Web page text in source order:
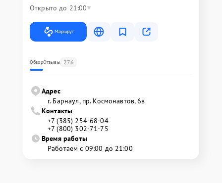
Открыто до 21:00
Маршрут
ОбзорОтзывы 276
Адрес
г. Барнаул, ​пр. Космонавтов, 6в
Контакты
+7 (385) 254-68-04
+7 (800) 302-71-75
Время работы
Работаем с 09:00 до 21:00